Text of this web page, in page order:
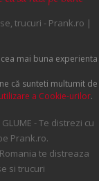
trucuri - Prank.ro |
mai buna experienta
că sunteti multumit de
a Cookie-urilor.
GLUME - Te distrezi cu
Prank.ro.
te distreaza
si trucuri